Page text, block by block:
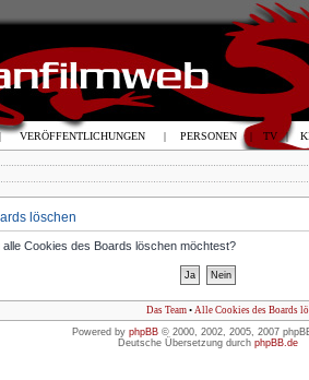
löschen
Cookies des Boards löschen möchtest?
Das Team • Alle Cookies des Boards
Powered by phpBB © 2000, 2002, 2005, 2007
Deutsche Übersetzung durch phpBB.de
| VERÖFFENTLICHUNGEN | PERSONEN | TV |